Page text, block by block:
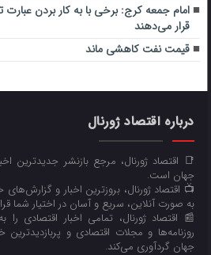
امام جمعه کرج: برخی با به کار بردن عبارت
قرار می‌دهند
قیمت نفت کاهشی ماند
درباره اقتصاد ژورنال
📑 اقتصاد ژورنال، مرجع بازنشر جدیدترین
جهان است.
📺 اقتصاد ژورنال، بروزترین اخبار و
به صورت آنلاین، سریع و آسان در اختیار شما
📰 اقتصاد ژورنال، تمامی اخبار اقتصادی را
روزنامه‌ها و مجلات اقتصادی و پربازدیدترین
جهان گردآوری می‌کند.